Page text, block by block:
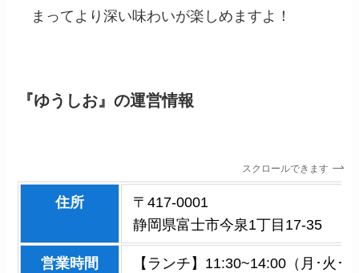
まってより深い味わいが楽しめますよ！
『ゆうしお』の運営情報
スクロールできます
住所
〒417-0001
静岡県富士市今泉1丁目17-35
営業時間
【ランチ】11:30~14:00（月･火･